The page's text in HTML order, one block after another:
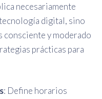
necesariamente
digital, sino
consciente y moderado
prácticas para
: Define horarios